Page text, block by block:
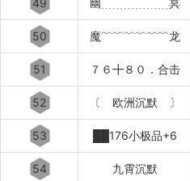
49 幽﹍﹍﹍﹍﹍﹍冥
50 魔﹌﹌﹌﹌﹌﹌龙
51 ７６╋８０．合击
52 〔 欧洲沉默 〕
53 ██176小极品+6
54 九霄沉默